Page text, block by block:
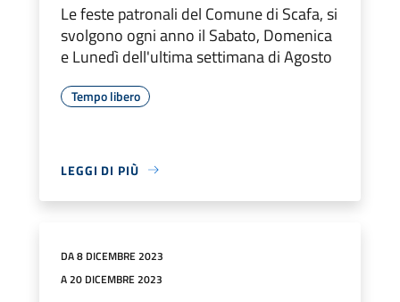
Le feste patronali del Comune di Scafa, si
svolgono ogni anno il Sabato, Domenica
e Lunedì dell'ultima settimana di Agosto
Tempo libero
LEGGI DI PIÙ
DA 8 DICEMBRE 2023
A 20 DICEMBRE 2023